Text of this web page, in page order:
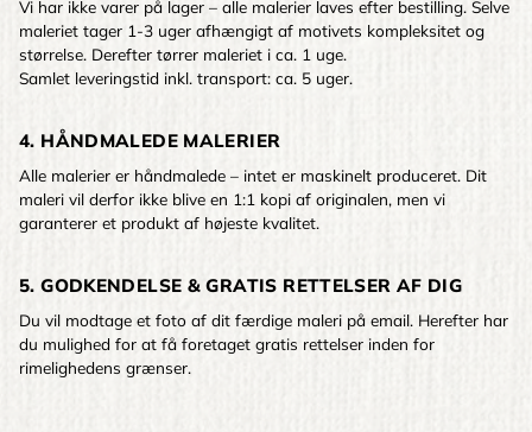
Vi har ikke varer på lager – alle malerier laves efter bestilling. Selve
maleriet tager 1-3 uger afhængigt af motivets kompleksitet og
størrelse. Derefter tørrer maleriet i ca. 1 uge.
Samlet leveringstid inkl. transport: ca. 5 uger.
4. HÅNDMALEDE MALERIER
Alle malerier er håndmalede – intet er maskinelt produceret. Dit
maleri vil derfor ikke blive en 1:1 kopi af originalen, men vi
garanterer et produkt af højeste kvalitet.
5. GODKENDELSE & GRATIS RETTELSER AF DIG
Du vil modtage et foto af dit færdige maleri på email. Herefter har
du mulighed for at få foretaget gratis rettelser inden for
rimelighedens grænser.